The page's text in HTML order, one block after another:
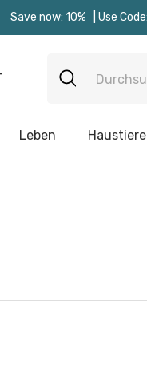
Save now: 10% | Use Code:
Leben Haustiere